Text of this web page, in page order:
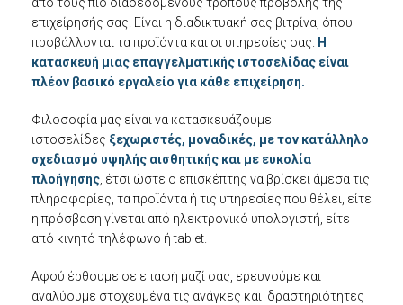
επιχείρησής σας. Είναι η διαδικτυακή σας βιτρίνα, όπου
προβάλλονται τα προϊόντα και οι υπηρεσίες σας.
Η
κατασκευή μιας επαγγελματικής ιστοσελίδας είναι
πλέον βασικό εργαλείο για κάθε επιχείρηση.
Φιλοσοφία μας είναι να κατασκευάζουμε
ιστοσελίδες ξεχωριστές, μοναδικές, με τον κατάλληλο
σχεδιασμό υψηλής αισθητικής και με ευκολία
πλοήγησης , έτσι ώστε ο επισκέπτης να βρίσκει άμεσα τις
πληροφορίες, τα προϊόντα ή τις υπηρεσίες που θέλει, είτε
η πρόσβαση γίνεται από ηλεκτρονικό υπολογιστή, είτε
από κινητό τηλέφωνο ή tablet.
Αφού έρθουμε σε επαφή μαζί σας, ερευνούμε και
αναλύουμε στοχευμένα τις ανάγκες και δραστηριότητες